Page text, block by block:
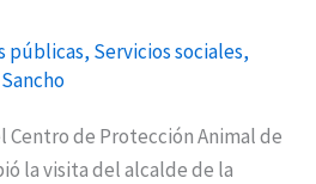
públicas, Servicios sociales,
Sancho
Centro de Protección Animal de
la visita del alcalde de la